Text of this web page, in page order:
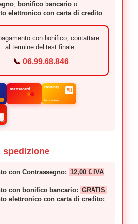
, bonifico bancario o
elettronico con carta di credito.
con bonifico, contattare
al termine del test finale:
📞 06.99.68.846
mastercard PostePay
Poste Italiane
📮
spedizione
con Contrassegno: 12,00 € IVA
con bonifico bancario: GRATIS
elettronico con carta di credito: